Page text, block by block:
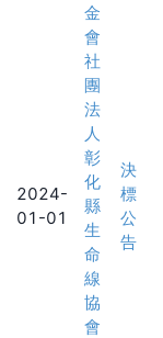
2024-
01-01
金
會
社
團
法
人
彰
化
縣
生
命
線
協
會
決
標
公
告